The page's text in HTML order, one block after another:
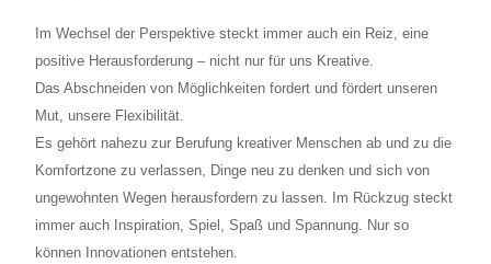
Im Wechsel der Perspektive steckt immer auch ein Reiz, eine
positive Herausforderung – nicht nur für uns Kreative.
Das Abschneiden von Möglichkeiten fordert und fördert unseren
Mut, unsere Flexibilität.
Es gehört nahezu zur Berufung kreativer Menschen ab und zu die
Komfortzone zu verlassen, Dinge neu zu denken und sich von
ungewohnten Wegen herausfordern zu lassen.
Im Rückzug steckt
immer auch Inspiration, Spiel, Spaß und Spannung. Nur so
können Innovationen entstehen.